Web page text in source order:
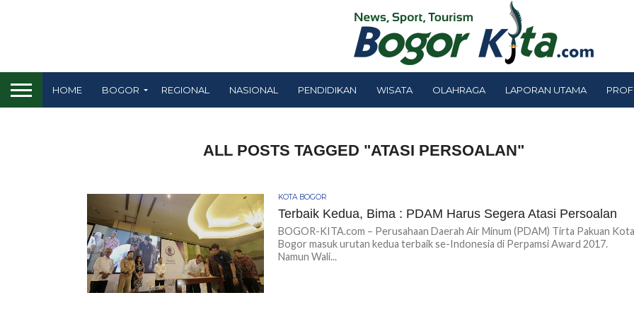
HOME BOGOR REGIONAL NASIONAL PENDIDIKAN WISATA OLAHRAGA LAPORAN UTAMA
ALL POSTS TAGGED "ATASI PERSOALAN"
KOTA BOGOR
Terbaik Kedua, Bima : PDAM Harus Segera Atasi Persoalan
BOGOR-KITA.com – Perusahaan Daerah Air Minum (PDAM) Tirta Pakuan
Bogor masuk urutan kedua terbaik se-Indonesia di Perpamsi Award 2017.
Namun Wali...